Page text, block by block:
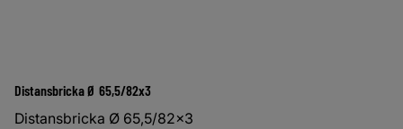
Distansbricka Ø 65,5/82x3
Distansbricka Ø 65,5/82x3